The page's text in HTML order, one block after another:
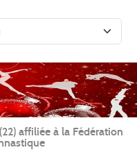
affiliée à la Fédération